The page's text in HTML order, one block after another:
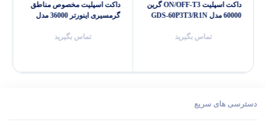
داکت اسپلیت ON/OFF-T3 گرین
60000 مدل GDS-60P3T3/R1N
تماس بگیرید
داکت اسپلیت مخصوص مناطق
گرمسیری اینورتر 36000 مدل
تماس بگیرید
دسترسی های سریع